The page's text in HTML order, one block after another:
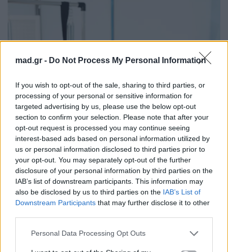
mad.gr - Do Not Process My Personal Information
If you wish to opt-out of the sale, sharing to third parties, or
processing of your personal or sensitive information for
targeted advertising by us, please use the below opt-out
section to confirm your selection. Please note that after your
opt-out request is processed you may continue seeing
interest-based ads based on personal information utilized by
us or personal information disclosed to third parties prior to
your opt-out. You may separately opt-out of the further
disclosure of your personal information by third parties on the
IAB’s list of downstream participants. This information may
also be disclosed by us to third parties on the IAB’s List of
Downstream Participants that may further disclose it to other
Personal Data Processing Opt Outs